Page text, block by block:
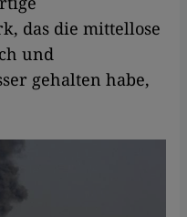
das die mittellose
und
gehalten habe,